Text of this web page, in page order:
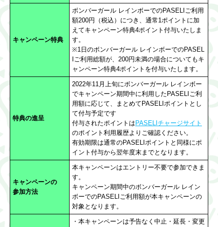
キャンペーン特典
ボンバーガール レインボーでのPASELIご利用
額200円（税込）につき、通常1ポイントに加
えてキャンペーン特典4ポイント付与いたしま
す。
※1日のボンバーガール レインボーでのPASEL
Iご利用総額が、200円未満の場合についてもキ
ャンペーン特典4ポイントを付与いたします。
特典の進呈
2022年11月上旬にボンバーガール レインボー
でキャンペーン期間中に利用したPASELIご利
用額に応じて、まとめてPASELIポイントとし
て付与予定です
付与されたポイントは PASELIチャージサイト
のポイント利用履歴よりご確認ください。
有効期限は通常のPASELIポイントと同様にポ
イント付与から翌年度末までとなります。
キャンペーンの
参加方法
本キャンペーンはエントリー不要で参加できま
す。
キャンペーン期間中のボンバーガール レイン
ボーでのPASELIご利用額が本キャンペーンの
対象となります。
・本キャンペーンは予告なく中止・延長・変更